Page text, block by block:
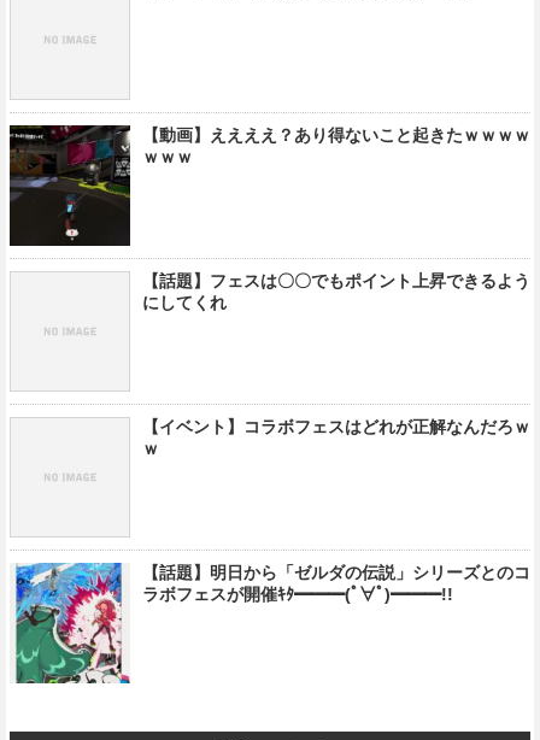
【動画】ええええ？あり得ないこと起きたｗｗｗｗ
ｗｗｗ
【話題】フェスは〇〇でもポイント上昇できるよう
にしてくれ
【イベント】コラボフェスはどれが正解なんだろｗ
ｗ
【話題】明日から「ゼルダの伝説」シリーズとのコ
ラボフェスが開催ｷﾀ━━━(ﾟ∀ﾟ)━━━!!